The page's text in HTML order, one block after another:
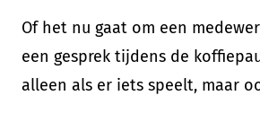
Of het nu gaat om een
een gesprek tijdens de
alleen als er iets speelt, maar